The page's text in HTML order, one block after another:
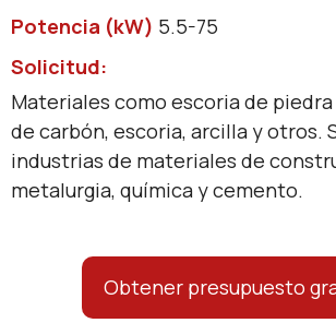
Potencia (kW) 5.5-75
Solicitud:
Materiales como escoria de
de carbón, escoria, arcilla y otros.
industrias de materiales de
metalurgia, química y cemento.
Obtener presupuesto